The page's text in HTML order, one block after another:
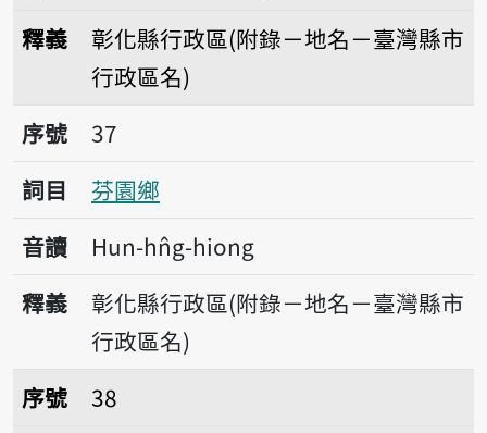
釋義
彰化縣行政區(附錄－地名－臺灣縣市
行政區名)
序號37芬園鄉
序號
37
詞目
芬園鄉
音讀
Hun-hn̂g-hiong
釋義
彰化縣行政區(附錄－地名－臺灣縣市
行政區名)
序號38鹽埔鄉
序號
38